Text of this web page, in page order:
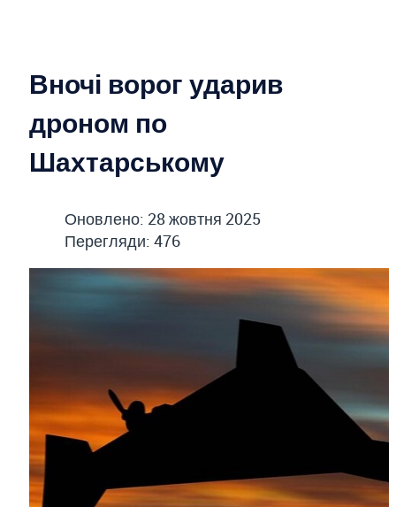
Вночі ворог ударив
дроном по
Шахтарському
Оновлено: 28 жовтня 2025
Перегляди: 476